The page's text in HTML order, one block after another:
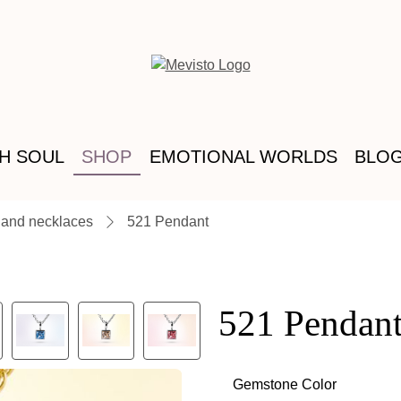
SOUL SHOP EMOTIONAL WORLDS
necklaces 521 Pendant
521
Select
Gemstone Color